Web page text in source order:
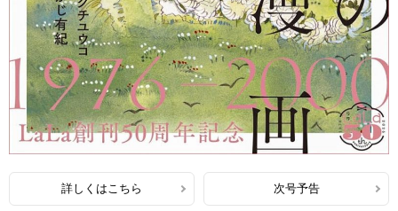
詳しくはこちら 次号予告